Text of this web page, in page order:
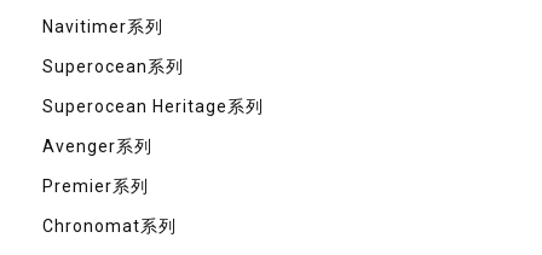
Navitimer系列
Superocean系列
Superocean Heritage系列
Avenger系列
Premier系列
Chronomat系列